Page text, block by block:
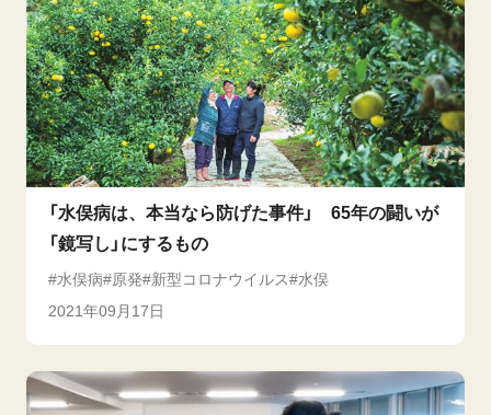
「水俣病は、本当なら防げた事件」 65年の闘いが
「鏡写し」にするもの
水俣病 原発 新型コロナウイルス
水俣
2021年09月17日